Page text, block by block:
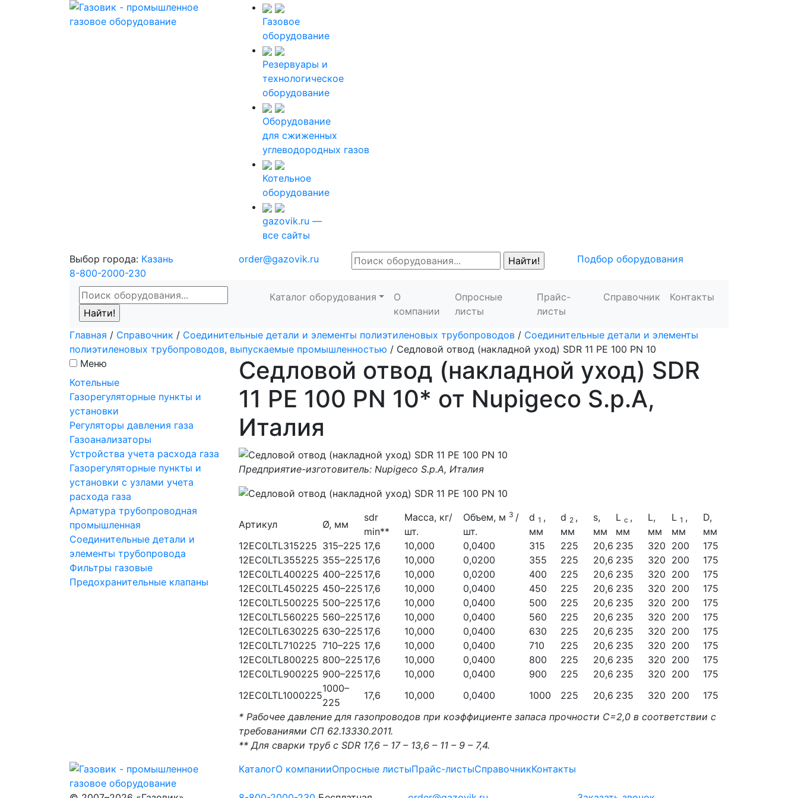
Газовое
оборудование
Резервуары и
технологическое
оборудование
Оборудование
для сжиженных
углеводородных газов
Котельное
оборудование
gazovik.ru —
все сайты
Выбор города: Казань
8-800-2000-230
order@gazovik.ru Подбор оборудования
Каталог оборудования
О
компании
Опросные
листы
Прайс-
листы
Справочник Контакты
Главная / Справочник / Соединительные детали и элементы полиэтиленовых трубопроводов / Соединительные детали и элементы
полиэтиленовых трубопроводов, выпускаемые промышленностью / Седловой отвод (накладной уход) SDR 11 PE 100 PN 10
Меню
Котельные
Газорегуляторные пункты и
установки
Регуляторы давления газа
Газоанализаторы
Устройства учета расхода газа
Газорегуляторные пункты и
установки с узлами учета
расхода газа
Арматура трубопроводная
промышленная
Соединительные детали и
элементы трубопровода
Фильтры газовые
Предохранительные клапаны
Седловой отвод (накладной уход) SDR
11 PE 100 PN 10* от Nupigeco S.p.A,
Италия
Предприятие-изготовитель: Nupigeco S.p.A, Италия
Артикул Ø, мм
sdr
min**
Масса, кг/
шт.
Объем, м 3 /
шт.
d 1 ,
мм
d 2 ,
мм
s,
мм
L c ,
мм
L,
мм
L 1 ,
мм
D,
мм
12EC0LTL315225 315–225 17,6 10,000 0,0400 315 225 20,6 235 320 200
175
12EC0LTL355225 355–225 17,6 10,000 0,0200 355 225 20,6 235 320 200
175
12EC0LTL400225 400–225 17,6 10,000 0,0200 400 225 20,6 235 320 200
175
12EC0LTL450225 450–225 17,6 10,000 0,0400 450 225 20,6 235 320 200
175
12EC0LTL500225 500–225 17,6 10,000 0,0400 500 225 20,6 235 320 200
175
12EC0LTL560225 560–225 17,6 10,000 0,0400 560 225 20,6 235 320 200
175
12EC0LTL630225 630–225 17,6 10,000 0,0400 630 225 20,6 235 320 200
175
12EC0LTL710225 710–225 17,6 10,000 0,0400 710 225 20,6 235 320 200
175
12EC0LTL800225 800–225 17,6 10,000 0,0400 800 225 20,6 235 320 200
175
12EC0LTL900225 900–225 17,6 10,000 0,0400 900 225 20,6 235 320 200
175
12EC0LTL1000225
1000–
225
17,6 10,000 0,0400 1000 225 20,6 235 320 200
175
* Рабочее давление для газопроводов при коэффициенте запаса прочности С=2,0 в соответствии с
требованиями СП 62.13330.2011.
** Для сварки труб с SDR 17,6 – 17 – 13,6 – 11 – 9 – 7,4.
КаталогО компанииОпросные листыПрайс-листыСправочникКонтакты